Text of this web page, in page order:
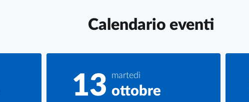
Calendario eventi
martedì
13 ottobre